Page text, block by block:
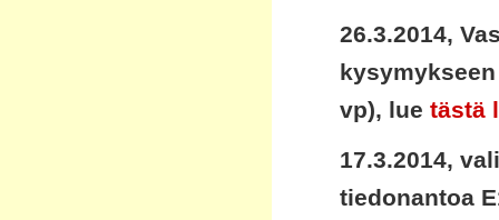
26.3.2014,
vp), lue tästä
17.3.2014,
tiedonantoa